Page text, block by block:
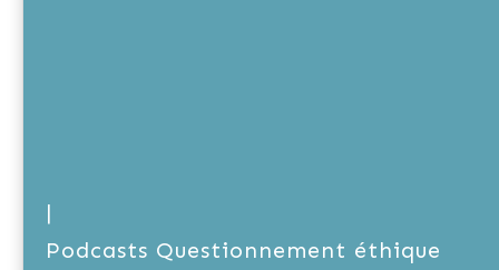
|
Podcasts Questionnement éthique